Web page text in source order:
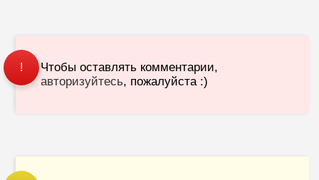
!
Чтобы оставлять комментарии,
авторизуйтесь, пожалуйста :)